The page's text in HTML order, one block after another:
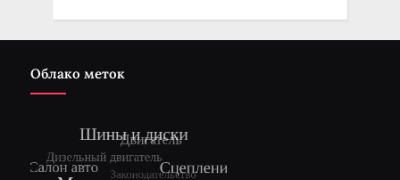
Облако меток